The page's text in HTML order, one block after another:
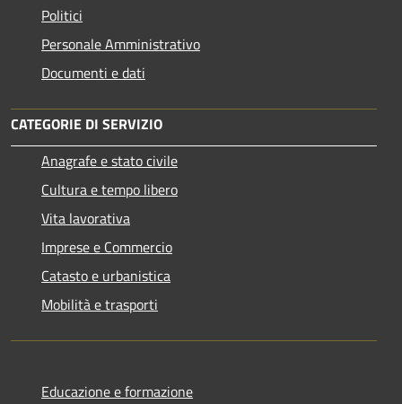
Politici
Personale Amministrativo
Documenti e dati
CATEGORIE DI SERVIZIO
Anagrafe e stato civile
Cultura e tempo libero
Vita lavorativa
Imprese e Commercio
Catasto e urbanistica
Mobilità e trasporti
Educazione e formazione